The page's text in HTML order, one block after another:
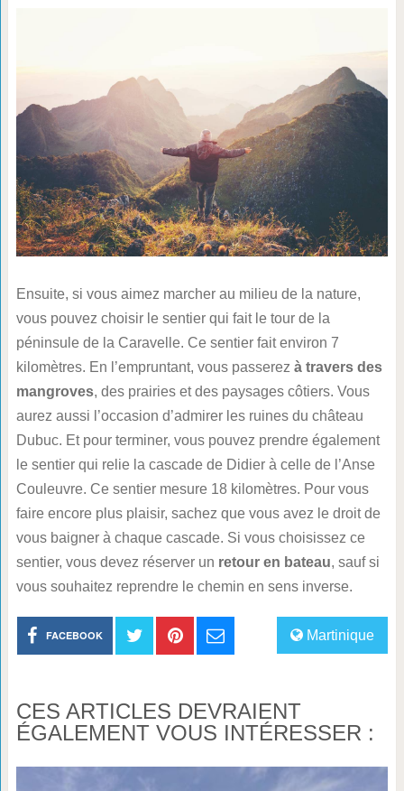
Ensuite, si vous aimez marcher au milieu de la nature,
vous pouvez choisir le sentier qui fait le tour de la
péninsule de la Caravelle. Ce sentier fait environ 7
kilomètres. En l’empruntant, vous passerez à travers des
mangroves, des prairies et des paysages côtiers. Vous
aurez aussi l’occasion d’admirer les ruines du château
Dubuc. Et pour terminer, vous pouvez prendre également
le sentier qui relie la cascade de Didier à celle de l’Anse
Couleuvre. Ce sentier mesure 18 kilomètres. Pour vous
faire encore plus plaisir, sachez que vous avez le droit de
vous baigner à chaque cascade. Si vous choisissez ce
sentier, vous devez réserver un retour en bateau, sauf si
vous souhaitez reprendre le chemin en sens inverse.
Martinique
FACEBOOK
CES ARTICLES DEVRAIENT
ÉGALEMENT VOUS INTÉRESSER :